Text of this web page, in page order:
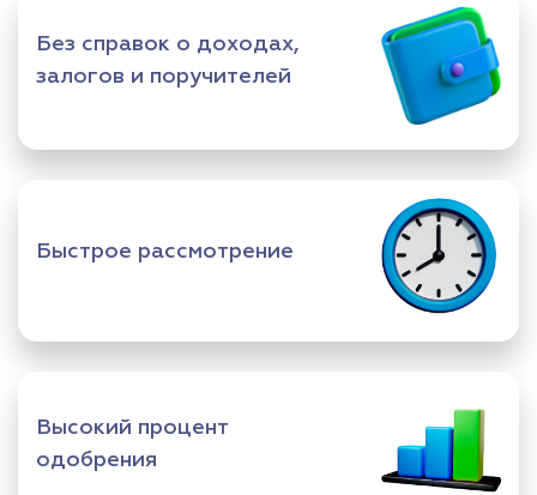
Без справок о доходах,
залогов и поручителей
Быстрое рассмотрение
Высокий процент
одобрения